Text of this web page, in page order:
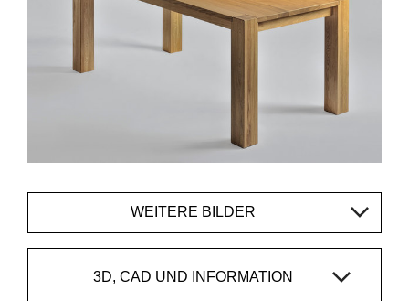
WEITERE BILDER
3D, CAD UND INFORMATION